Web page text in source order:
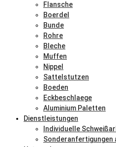
Flansche
Boerdel
Bunde
Rohre
Bleche
Muffen
Nippel
Sattelstutzen
Boeden
Eckbeschlaege
Aluminium Paletten
Dienstleistungen
Individuelle
Sonderanfertigungen